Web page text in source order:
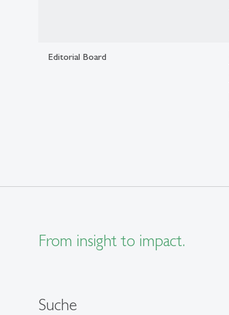
Editorial Board
From insight to impact.
Suche